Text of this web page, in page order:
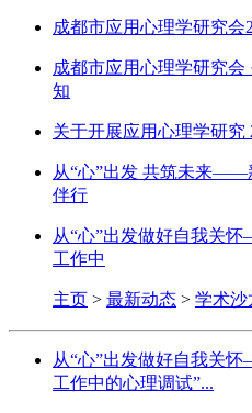
成都市应用心理学研究会
成都市应用心理学研究会
知
关于开展应用心理学研究
从“心”出发 共筑未来——
伴行
从“心”出发做好自我关
工作中
主页 > 最新动态 > 学术沙
从“心”出发做好自我关
工作中的心理调试”...